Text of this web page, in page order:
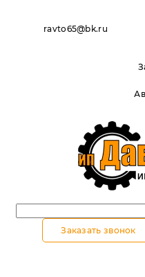
ravto65@bk.ru
Заказать звонок